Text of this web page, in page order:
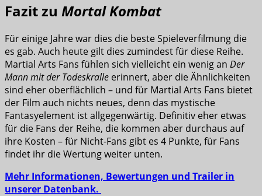
Fazit zu Mortal Kombat
Für einige Jahre war dies die beste Spieleverfilmung die
es gab. Auch heute gilt dies zumindest für diese Reihe.
Martial Arts Fans fühlen sich vielleicht ein wenig an Der
Mann mit der Todeskralle erinnert, aber die Ähnlichkeiten
sind eher oberflächlich – und für Martial Arts Fans bietet
der Film auch nichts neues, denn das mystische
Fantasyelement ist allgegenwärtig. Definitiv eher etwas
für die Fans der Reihe, die kommen aber durchaus auf
ihre Kosten – für Nicht-Fans gibt es 4 Punkte, für Fans
findet ihr die Wertung weiter unten.
Mehr Informationen, Bewertungen und Trailer in
unserer Datenbank.